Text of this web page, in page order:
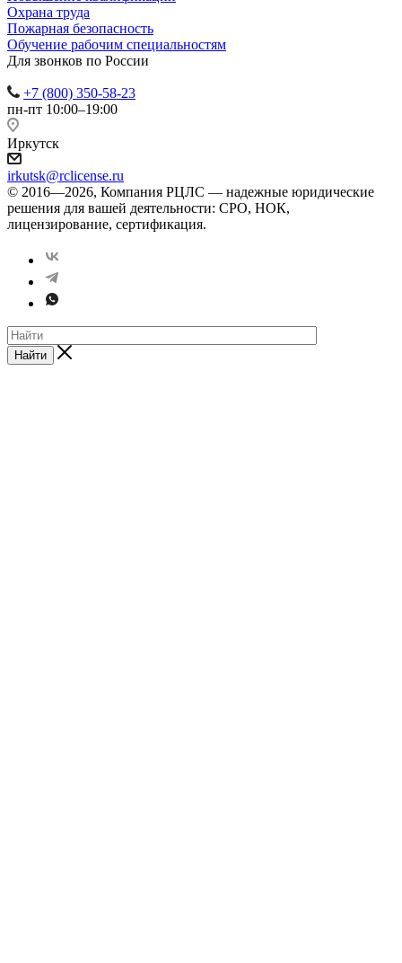
Охрана труда
Пожарная безопасность
Обучение рабочим специальностям
Для звонков по России
+7 (800) 350-58-23
пн-пт 10:00–19:00
Иркутск
irkutsk@rclicense.ru
© 2016—2026, Компания РЦЛС — надежные юридические
решения для вашей деятельности: СРО, НОК,
лицензирование, сертификация.
Найти